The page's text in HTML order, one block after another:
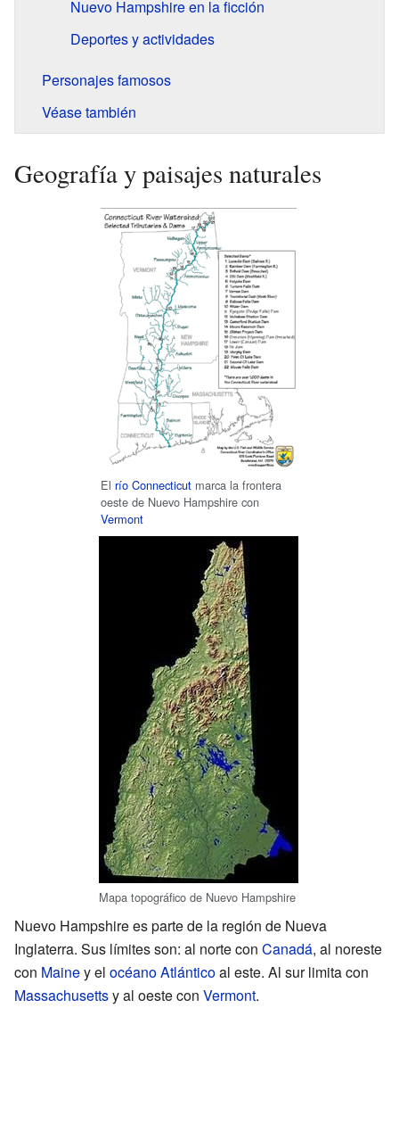
Nuevo Hampshire en la ficción
Deportes y actividades
Personajes famosos
Véase también
Geografía y paisajes naturales
El río Connecticut marca la frontera
oeste de Nuevo Hampshire con
Vermont
Mapa topográfico de Nuevo Hampshire
Nuevo Hampshire es parte de la región de Nueva
Inglaterra. Sus límites son: al norte con Canadá, al noreste
con Mainey el océano Atlánticoal este. Al sur limita con
Massachusettsy al oeste con Vermont.